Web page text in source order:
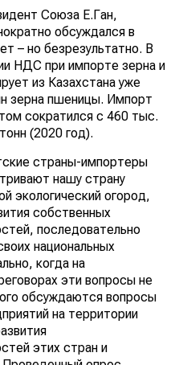
Союза Е.Ган,
обсуждался в
– но безрезультатно. В
НДС при импорте зерна и
из Казахстана уже
зерна пшеницы. Импорт
сократился с 460 тыс.
(2020 год).
страны-импортеры
нашу страну
экологический огород,
собственных
последовательно
национальных
когда на
эти вопросы не
обсуждаются вопросы
на территории
этих стран и